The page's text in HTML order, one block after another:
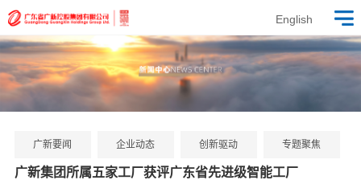
English
广新要闻 企业动态 创新驱动 专题聚焦
广新集团所属五家工厂获评广东省先进级智能工厂